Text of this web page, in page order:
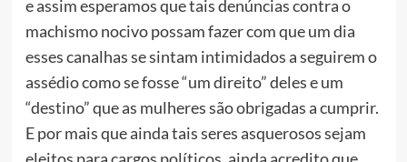
e assim esperamos que tais denúncias contra o
machismo nocivo possam fazer com que um dia
esses canalhas se sintam intimidados a seguirem o
assédio como se fosse “um direito” deles e um
“destino” que as mulheres são obrigadas a cumprir.
E por mais que ainda tais seres asquerosos sejam